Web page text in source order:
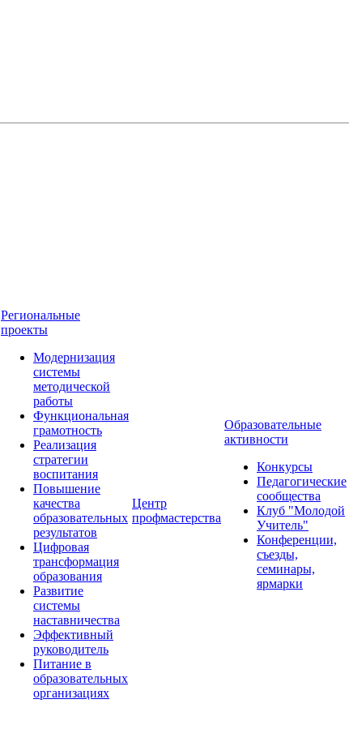
Региональные
проекты
Модернизация
системы
методической
работы
Функциональная
грамотность
Реализация
стратегии
воспитания
Повышение
качества
образовательных
результатов
Цифровая
трансформация
образования
Развитие
системы
наставничества
Эффективный
руководитель
Питание в
образовательных
организациях
Центр
профмастерства
Образовательные
активности
Конкурсы
Педагогические
сообщества
Клуб "Молодой
Учитель"
Конференции,
съезды,
семинары,
ярмарки